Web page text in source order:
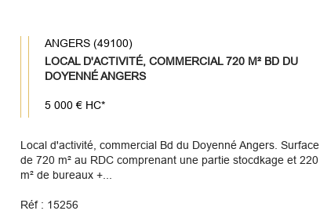
ANGERS (49100)
LOCAL D'ACTIVITÉ, COMMERCIAL 720 M² BD DU
DOYENNÉ ANGERS
5 000 € HC*
Local d'activité, commercial Bd du Doyenné Angers. Surface
de 720 m² au RDC comprenant une partie stocdkage et 220
m² de bureaux +...
Réf : 15256